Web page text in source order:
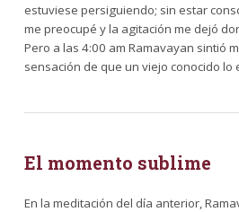
estuviese persiguiendo; sin estar
me preocupé y la agitación me dejó
Pero a las 4:00 am Ramavayan sintió
sensación de que un viejo conocido lo
El momento sublime
En la meditación del día anterior,